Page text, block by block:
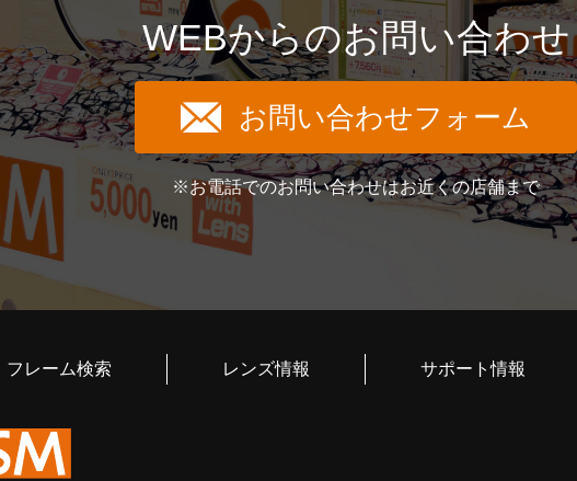
WEBからのお問い合わせ
お問い合わせフォーム
※お電話でのお問い合わせはお近くの店舗まで
フレーム検索 レンズ情報 サポート情報